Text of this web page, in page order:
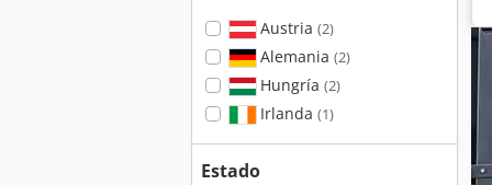
Austria (2)
Alemania (2)
Hungría (2)
Irlanda (1)
Estado